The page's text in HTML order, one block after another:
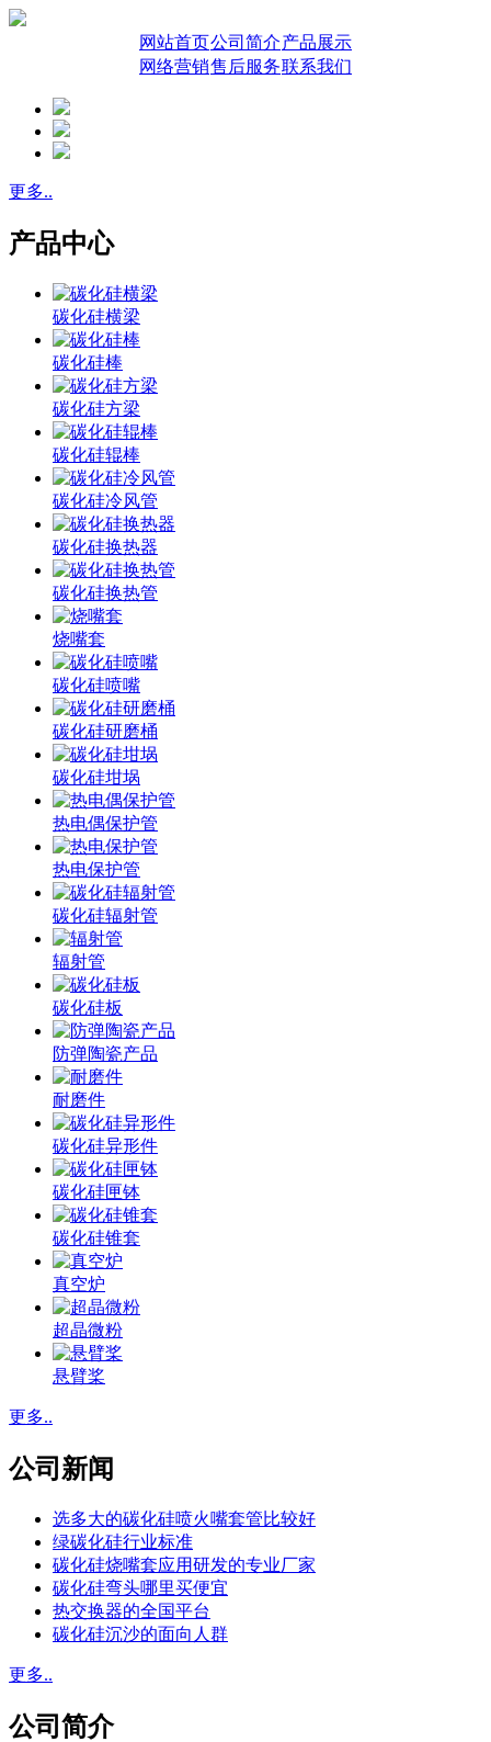
网站首页公司简介产品展示
网络营销售后服务联系我们
更多..
产品中心
碳化硅横梁
碳化硅棒
碳化硅方梁
碳化硅辊棒
碳化硅冷风管
碳化硅换热器
碳化硅换热管
烧嘴套
碳化硅喷嘴
碳化硅研磨桶
碳化硅坩埚
热电偶保护管
热电保护管
碳化硅辐射管
辐射管
碳化硅板
防弹陶瓷产品
耐磨件
碳化硅异形件
碳化硅匣钵
碳化硅锥套
真空炉
超晶微粉
悬臂桨
更多..
公司新闻
选多大的碳化硅喷火嘴套管比较好
绿碳化硅行业标准
碳化硅烧嘴套应用研发的专业厂家
碳化硅弯头哪里买便宜
热交换器的全国平台
碳化硅沉沙的面向人群
更多..
公司简介